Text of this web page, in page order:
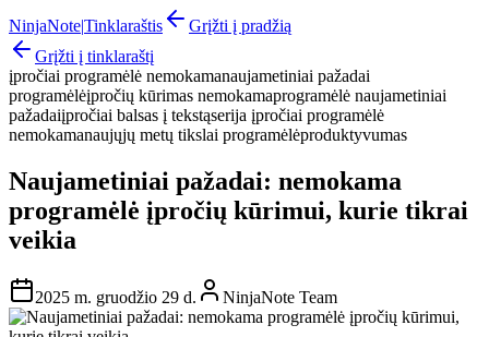
NinjaNote|Tinklaraštis
Grįžti į pradžią
Grįžti į tinklaraštį
įpročiai programėlė nemokamanaujametiniai pažadai
programėlėįpročių kūrimas nemokamaprogramėlė naujametiniai
pažadaiįpročiai balsas į tekstąserija įpročiai programėlė
nemokamanaujųjų metų tikslai programėlėproduktyvumas
Naujametiniai pažadai: nemokama
programėlė įpročių kūrimui, kurie tikrai
veikia
2025 m. gruodžio 29 d. NinjaNote Team